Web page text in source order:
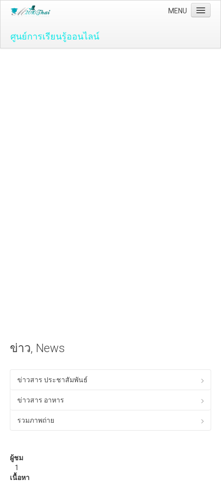
ศูนย์การเรียนรู้ออนไลน์
MENU
ทำ SEO ให้ติดหน้าแรกของ Google
ควมรู้พื้อนฐานทางด้าน HTML
Tips! ดีๆสำหรับคุณ
Tips Windows XP
ดาวน์โหลด
ข่าว, News
ข่าวสาร ประชาสัมพันธ์
ข่าวสาร อาหาร
รวมภาพถ่าย
ผู้ชม
1
เนื้อหา